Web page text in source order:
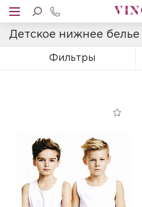
Детское нижнее белье
Фильтры